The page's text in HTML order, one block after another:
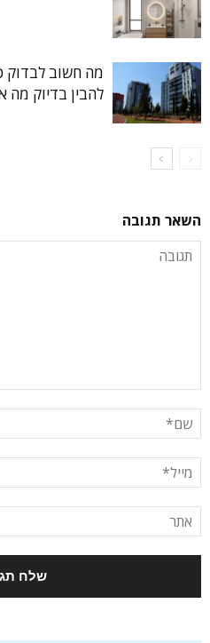
מה חשוב לבדוק
להבין בדיוק מה
השאר תגובה